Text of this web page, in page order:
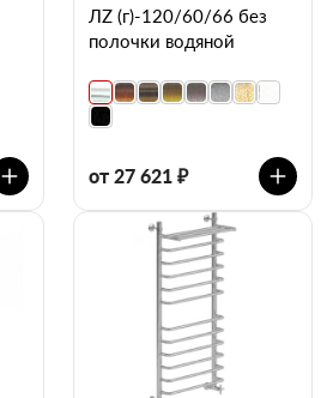
ЛZ (г)-120/60/66 без
полочки водяной
от 27 621 ₽